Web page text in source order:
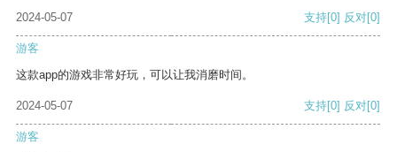
2024-05-07 支持[0] 反对[0]
游客
这款app的游戏非常好玩，可以让我消磨时间。
2024-05-07 支持[0] 反对[0]
游客